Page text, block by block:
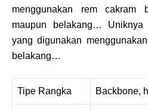
menggunakan rem cakram
maupun belakang… Uniknya
yang digunakan
belakang…
Tipe Rangka Backbone,